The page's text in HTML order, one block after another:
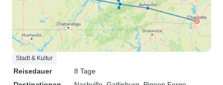
Stadt & Kultur
Reisedauer
8 Tage